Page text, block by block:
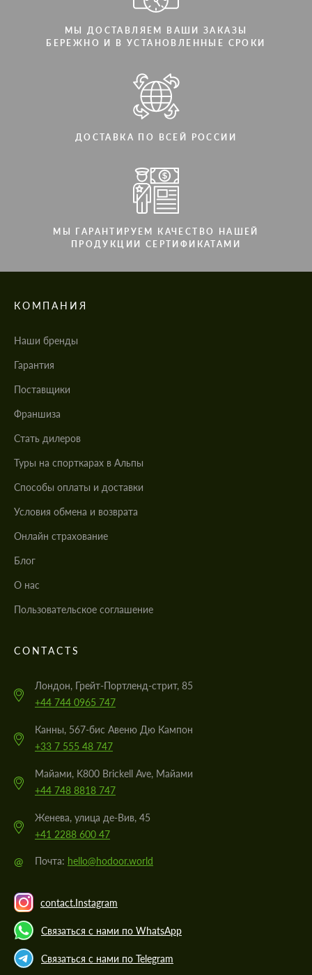
МЫ ДОСТАВЛЯЕМ ВАШИ ЗАКАЗЫ
БЕРЕЖНО И В УСТАНОВЛЕННЫЕ СРОКИ
ДОСТАВКА ПО ВСЕЙ РОССИИ
МЫ ГАРАНТИРУЕМ КАЧЕСТВО НАШЕЙ
ПРОДУКЦИИ СЕРТИФИКАТАМИ
КОМПАНИЯ
Наши бренды
Гарантия
Поставщики
Франшиза
Стать дилеров
Туры на спорткарах в Альпы
Cпособы оплаты и доставки
Условия обмена и возврата
Онлайн страхование
Блог
О нас
Пользовательское соглашение
CONTACTS
Лондон, Грейт-Портленд-стрит, 85
+44 744 0965 747
Канны, 567-бис Авеню Дю Кампон
+33 7 555 48 747
Майами, K800 Brickell Ave, Майами
+44 748 8818 747
Женева, улица де-Вив, 45
+41 2288 600 47
@ Почта: hello@hodoor.world
contact.Instagram
Связаться с нами по WhatsApp
Связаться с нами по Telegram